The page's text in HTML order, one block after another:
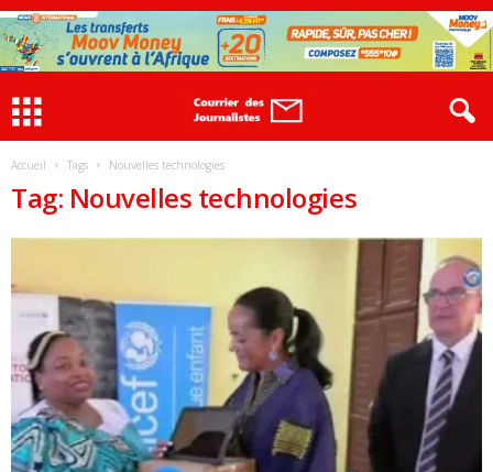
Accueil Tags Nouvelles technologies
Tag: Nouvelles technologies